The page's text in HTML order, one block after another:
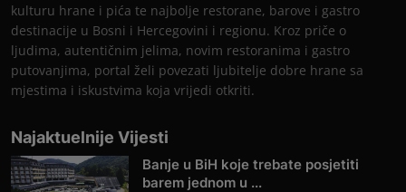
kulturu hrane i pića te najbolje restorane, barove i gastro
destinacije u Bosni i Hercegovini i regionu. Kroz priče o
ljudima, autentičnim jelima, novim restoranima i gastro
putovanjima, portal želi povezati ljubitelje dobre hrane sa
mjestima i iskustvima koja vrijedi otkriti.
Najaktuelnije Vijesti
Banje u BiH koje trebate posjetiti
barem jednom u ...